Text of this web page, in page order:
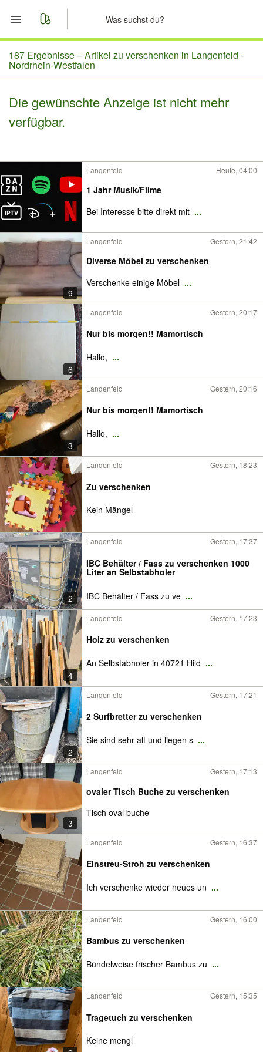
Start
Merkliste
Nachrichten
187 Ergebnisse –Artikel zu verschenken in Langenfeld -
Nordrhein-Westfalen
Die gewünschte Anzeige ist nicht mehr
verfügbar.
Langenfeld Heute, 04:00
1 Jahr Musik/Filme
Bei Interesse bitte direkt mit ...
9
Langenfeld Gestern, 21:42
Diverse Möbel zu verschenken
Verschenke einige Möbel ...
6
Langenfeld Gestern, 20:17
Nur bis morgen!! Mamortisch
Hallo, ...
3
Langenfeld Gestern, 20:16
Nur bis morgen!! Mamortisch
Hallo, ...
Langenfeld Gestern, 18:23
Zu verschenken
Kein Mängel
2
Langenfeld Gestern, 17:37
IBC Behälter / Fass zu verschenken 1000
Liter an Selbstabholer
IBC Behälter / Fass zu ve ...
4
Langenfeld Gestern, 17:23
Holz zu verschenken
An Selbstabholer in 40721 Hild ...
2
Langenfeld Gestern, 17:21
2 Surfbretter zu verschenken
Sie sind sehr alt und liegen s ...
3
Langenfeld Gestern, 17:13
ovaler Tisch Buche zu verschenken
Tisch oval buche
Langenfeld Gestern, 16:37
Einstreu-Stroh zu verschenken
Ich verschenke wieder neues un ...
Langenfeld Gestern, 16:00
Bambus zu verschenken
Bündelweise frischer Bambus zu ...
Langenfeld Gestern, 15:35
Tragetuch zu verschenken
Keine mengl